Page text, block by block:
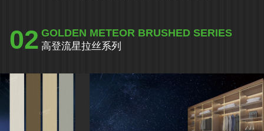
02 GOLDEN METEOR BRUSHED SERIES
高登流星拉丝系列